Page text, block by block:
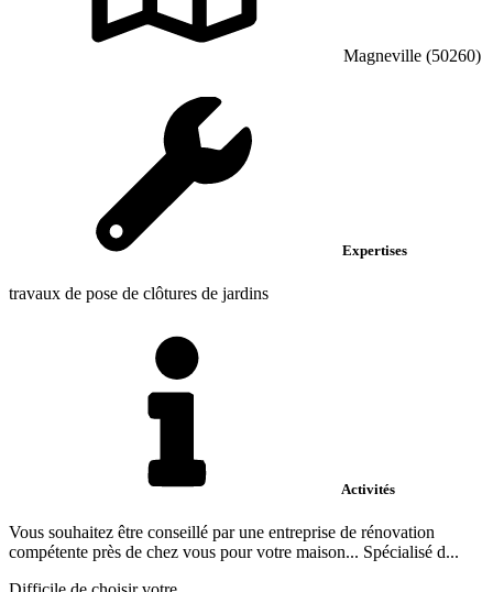
Magneville (50260)
Expertises
travaux de pose de clôtures de jardins
Activités
Vous souhaitez être conseillé par une entreprise de rénovation
compétente près de chez vous pour votre maison... Spécialisé d...